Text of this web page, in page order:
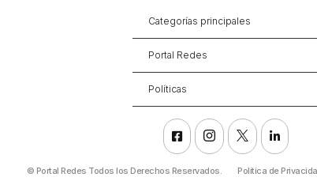
Categorías principales
Portal Redes
Políticas
   
© Portal Redes Todos los Derechos Reservados. Política de